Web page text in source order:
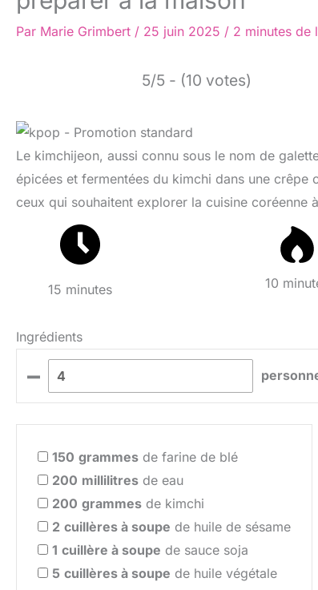
Par Marie Grimbert / 25 juin 2025 / 2 minutes de
5/5 - (10 votes)
Le kimchijeon, aussi connu sous le nom de
épicées et fermentées du kimchi dans une
ceux qui souhaitent explorer la cuisine coréenne
15 minutes 10
Ingrédients
–
150 grammes de farine de blé
200 millilitres de eau
200 grammes de kimchi
2 cuillères à soupe de huile de sésame
1 cuillère à soupe de sauce soja
5 cuillères à soupe de huile végétale